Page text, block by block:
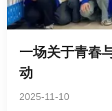
一场关于青春
动
2025-11-10